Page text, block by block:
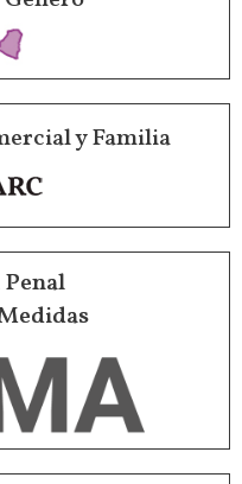
y Familia